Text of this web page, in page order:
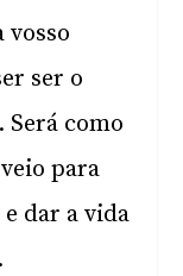
vosso
ser o
Será como
para
dar a vida